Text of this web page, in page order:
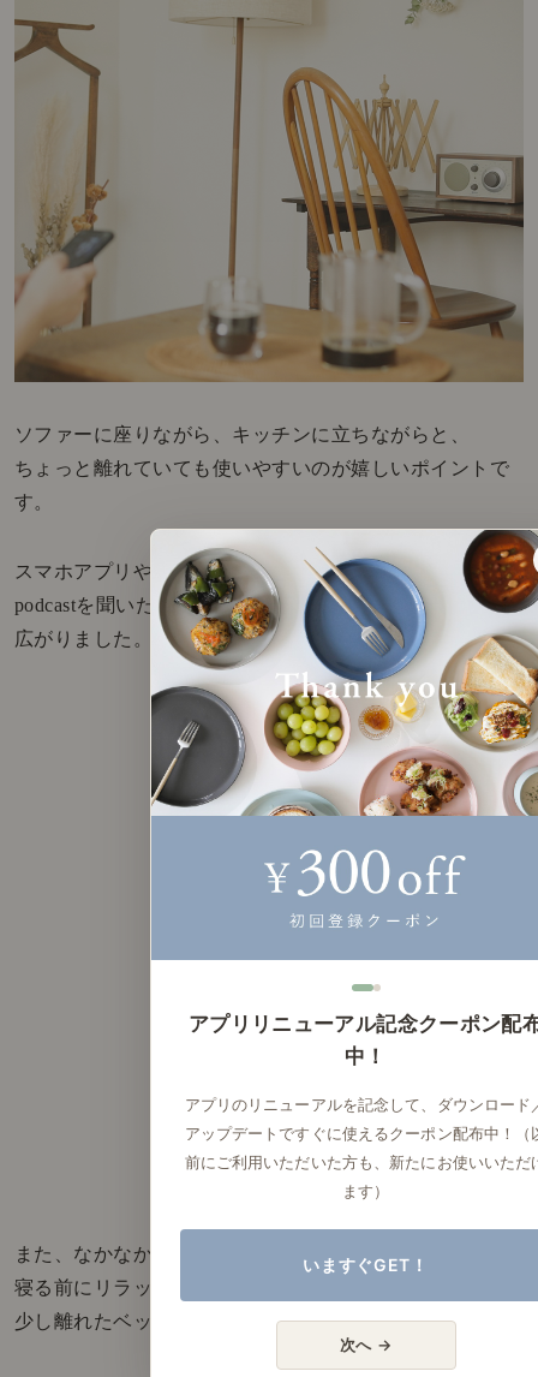
ソファーに座りながら、キッチンに立ちながらと、
ちょっと離れていても使いやすいのが嬉しいポイントで
す。
スマホアプリやYouTubeから音楽を流したり、
podcastを聞いたりと、ラジオ以外の楽しみもグッと
広がりました。
また、なかなか寝付けない夜は、
寝る前にリラックスできる音楽をかけて、
少し離れたベッドでゆったりモードに。
アプリリニューアル記念クーポン配
中！
アプリのリニューアルを記念して、ダウンロード
アップデートですぐに使えるクーポン配布中！（
前にご利用いただいた方も、新たにお使いいただ
ます）
いますぐGET！
次へ →